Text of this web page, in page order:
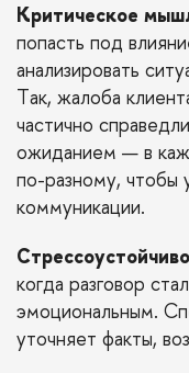
Критическое
попасть под
анализировать
Так, жалоба
частично
ожиданием — в
по-разному, чтобы
коммуникации.
когда разговор
эмоциональным.
уточняет факты,